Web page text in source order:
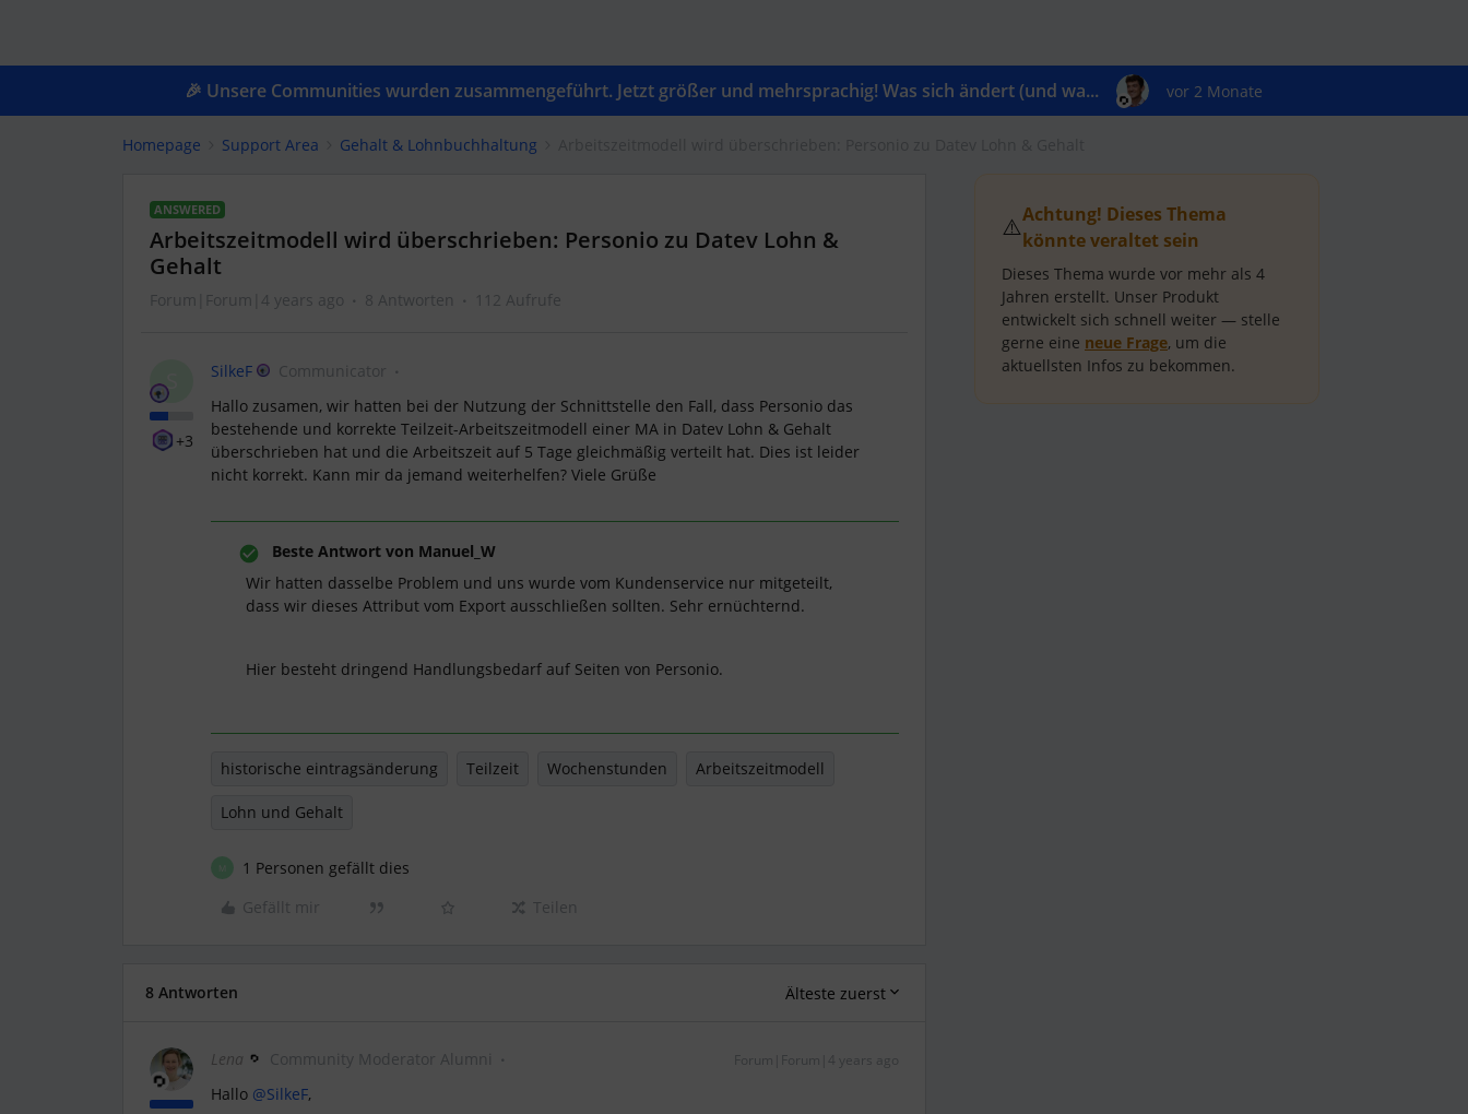
🎉 Unsere Communities wurden zusammengeführt. Jetzt größer und mehrsprachig! Was sich ändert (und wa... vor 2 Monate
Homepage Support Area Gehalt & Lohnbuchhaltung
ANSWERED
Arbeitszeitmodell wird überschrieben: Personio zu Datev Lohn &
Gehalt
Forum|Forum|4 years ago 8 Antworten 112 Aufrufe
S
+3
SilkeF
Communicator
Hallo zusamen, wir hatten bei der Nutzung der Schnittstelle den Fall, dass Personio das
bestehende und korrekte Teilzeit-Arbeitszeitmodell einer MA in Datev Lohn & Gehalt
überschrieben hat und die Arbeitszeit auf 5 Tage gleichmäßig verteilt hat. Dies ist leider
nicht korrekt. Kann mir da jemand weiterhelfen? Viele Grüße
Beste Antwort von Manuel_W
Wir hatten dasselbe Problem und uns wurde vom Kundenservice nur mitgeteilt,
dass wir dieses Attribut vom Export ausschließen sollten. Sehr ernüchternd.
Hier besteht dringend Handlungsbedarf auf Seiten von Personio.
historische eintragsänderung Teilzeit Wochenstunden Arbeitszeitmodell
Lohn und Gehalt
M
1 Personen gefällt dies
Gefällt mir
Teilen
8 Antworten Älteste zuerst
Lena Community Moderator Alumni Forum|Forum|4 years ago
Hallo @SilkeF,
⚠️Achtung! Dieses Thema
könnte veraltet sein
Dieses Thema wurde vor mehr als 4
Jahren erstellt. Unser Produkt
entwickelt sich schnell weiter — stelle
gerne eine neue Frage, um die
aktuellsten Infos zu bekommen.